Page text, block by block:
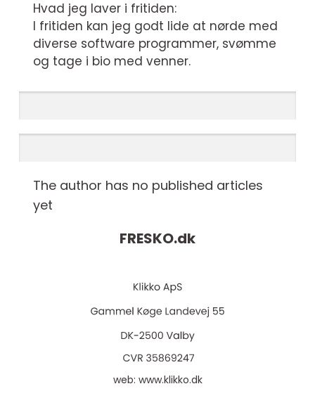
Hvad jeg laver i fritiden:
I fritiden kan jeg godt lide at nørde med
diverse software programmer, svømme
og tage i bio med venner.
The author has no published articles
yet
FRESKO.dk
web: www.klikko.dk